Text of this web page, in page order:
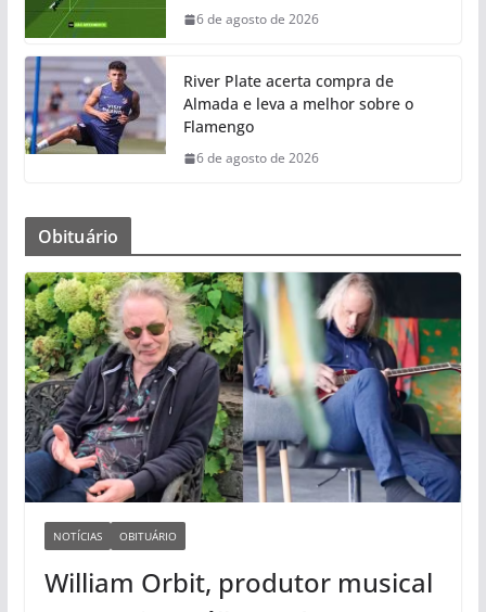
6 de agosto de 2026
River Plate acerta compra de
Almada e leva a melhor sobre o
Flamengo
6 de agosto de 2026
Obituário
NOTÍCIAS OBITUÁRIO
William Orbit, produtor musical